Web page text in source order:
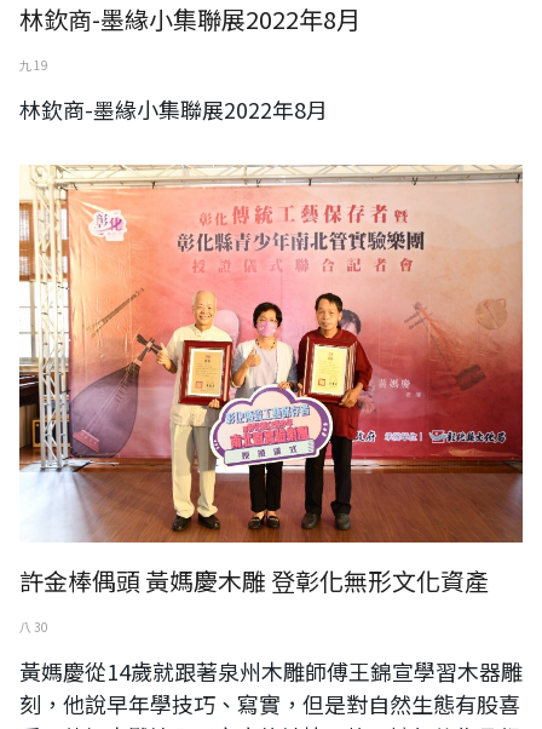
林欽商-墨緣小集聯展2022年8月
九 19
林欽商-墨緣小集聯展2022年8月
許金棒偶頭 黃媽慶木雕 登彰化無形文化資產
八 30
黃媽慶從14歲就跟著泉州木雕師傅王錦宣學習木器雕
刻，他說早年學技巧、寫實，但是對自然生態有股喜